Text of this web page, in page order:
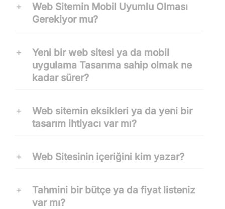
Web Sitemin Mobil Uyumlu Olması
Gerekiyor mu?
Yeni bir web sitesi ya da mobil
uygulama Tasarıma sahip olmak ne
kadar sürer?
Web sitemin eksikleri ya da yeni bir
tasarım ihtiyacı var mı?
Web Sitesinin içeriğini kim yazar?
Tahmini bir bütçe ya da fiyat listeniz
var mı?